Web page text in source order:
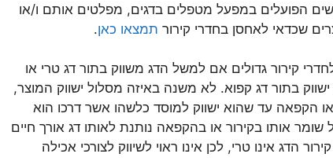
הפועלים במפעל מטפלים בדגים, מפלטים אותם ו/או
שכדאי לאחסן בחדרי קירור תמצאו כאן.
קירור גדולים אם למשל הדג משווק בתור דג טרי או
בתור דג קפוא. לא משנה באיזה מסלול ישווק המוצר,
או הקפאה עד שהוא ישווק למוסד כלשהו אשר דרכו הוא
אותו בקירור או בהקפאה נותנת לאותו דג אורך חיים
הדג אינו טרי, לכן אינו ראוי לשיווק לצורכי אכילה